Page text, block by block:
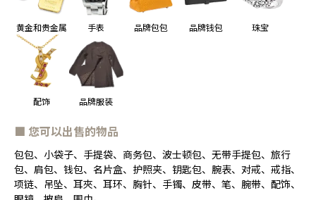
黄金和贵金属 手表 品牌包包 品牌钱包 珠宝
配饰 品牌服装
■ 您可以出售的物品
包包、小袋子、手提袋、商务包、波士顿包、无带手提包、旅行
包、肩包、钱包、名片盒、护照夹、钥匙包、腕表、对戒、戒指、
项链、吊坠、耳夾、耳环、胸针、手镯、皮带、笔、腕带、配饰、